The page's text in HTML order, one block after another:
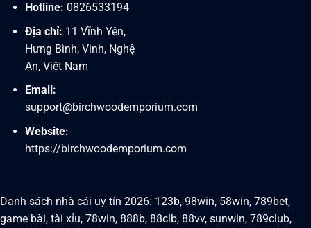
Hotline: 0826533194
Địa chỉ: 11 Vĩnh Yên,
Hưng Bình, Vinh, Nghệ
An, Việt Nam
Email:
support@birchwoodemporium.com
Website:
https://birchwoodemporium.com
Danh sách nhà cái uy tín 2026: 123b, 98win, 58win, 789bet,
game bài, tài xỉu, 78win, 888b, 88clb, 88vv, sunwin, 789club,